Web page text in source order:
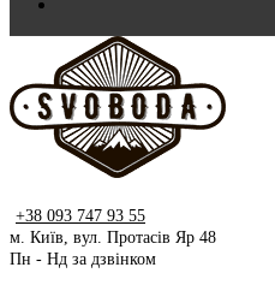
+38 093 747 93 55
м. Київ, вул. Протасів Яр 48
Пн - Нд за дзвінком